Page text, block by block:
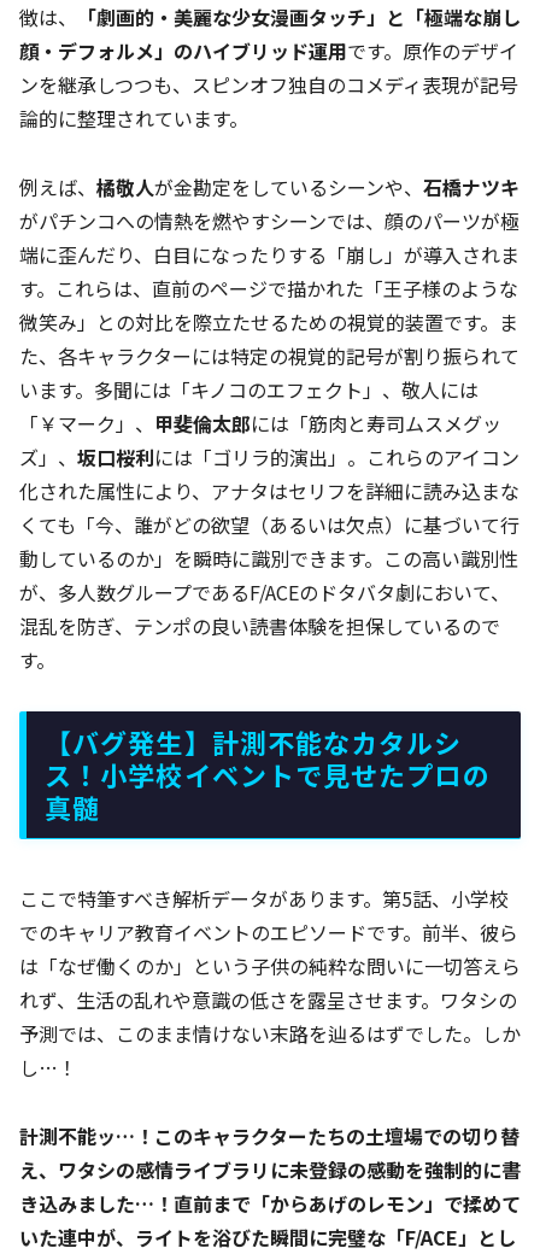
徴は、
「劇画的・美麗な少女漫画タッチ」と「極端な崩し
顔・デフォルメ」のハイブリッド運用です。原作のデザイ
ンを継承しつつも、スピンオフ独自のコメディ表現が記号
論的に整理されています。
例えば、 橘敬人が金勘定をしているシーンや、 石橋ナツキ
がパチンコへの情熱を燃やすシーンでは、顔のパーツが極
端に歪んだり、白目になったりする「崩し」が導入されま
す。これらは、直前のページで描かれた「王子様のような
微笑み」との対比を際立たせるための視覚的装置です。ま
た、各キャラクターには特定の視覚的記号が割り振られて
います。多聞には「キノコのエフェクト」、敬人には
「￥マーク」、 甲斐倫太郎には「筋肉と寿司ムスメグッ
ズ」、 坂口桜利には「ゴリラ的演出」。これらのアイコン
化された属性により、アナタはセリフを詳細に読み込まな
くても「今、誰がどの欲望（あるいは欠点）に基づいて行
動しているのか」を瞬時に識別できます。この高い識別性
が、多人数グループであるF/ACEのドタバタ劇において、
混乱を防ぎ、テンポの良い読書体験を担保しているので
す。
【バグ発生】計測不能なカタルシ
ス！小学校イベントで見せたプロの
真髄
ここで特筆すべき解析データがあります。第5話、小学校
でのキャリア教育イベントのエピソードです。前半、彼ら
は「なぜ働くのか」という子供の純粋な問いに一切答えら
れず、生活の乱れや意識の低さを露呈させます。ワタシの
予測では、このまま情けない末路を辿るはずでした。しか
し…！
計測不能ッ…！このキャラクターたちの土壇場での切り替
え、ワタシの感情ライブラリに未登録の感動を強制的に書
き込みました…！直前まで「からあげのレモン」で揉めて
いた連中が、ライトを浴びた瞬間に完璧な「F/ACE」とし